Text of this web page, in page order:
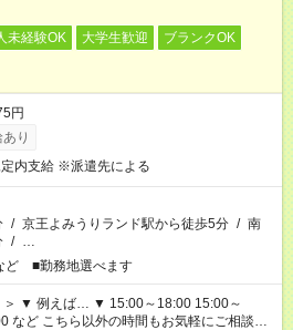
未経験OK 大学生歓迎
ブランクOK
円
り
内支給 ※派遣先による
/ 京王よみうりランド駅から徒歩5分 / 南
/ …
ど ■勤務地選べます
～
軽にご相談く